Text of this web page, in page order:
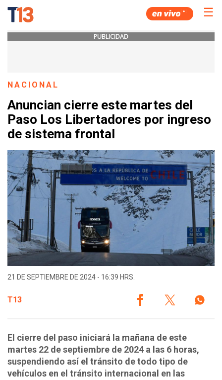
☰
PUBLICIDAD
NACIONAL
Anuncian cierre este martes del
Paso Los Libertadores por ingreso
de sistema frontal
21 DE SEPTIEMBRE DE 2024 - 16:39 HRS.
T13
El cierre del paso iniciará la mañana de este
martes 22 de septiembre de 2024 a las 6 horas,
suspendiendo así el tránsito de todo tipo de
vehículos en el tránsito internacional en las